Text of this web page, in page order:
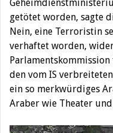
getötet worden, sagte
Nein, eine Terroristin
verhaftet worden,
den vom IS
ein so merkwürdiges
Araber wie Theater